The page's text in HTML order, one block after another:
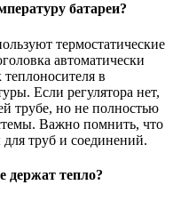
батареи?
термостатические
автоматически
в
Если регулятора нет,
трубе, но не полностью
Важно помнить, что
труб и соединений.
держат тепло?